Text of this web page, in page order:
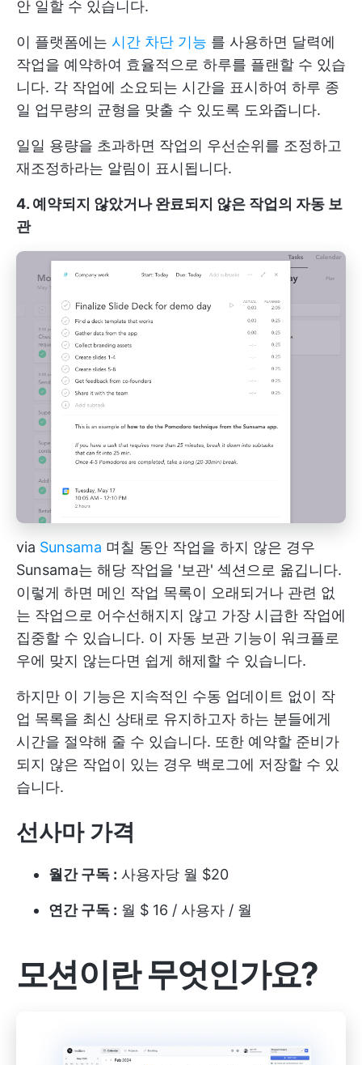
안 일할 수 있습니다.
이 플랫폼에는 시간 차단 기능 를 사용하면 달력에
작업을 예약하여 효율적으로 하루를 플랜할 수 있습
니다. 각 작업에 소요되는 시간을 표시하여 하루 종
일 업무량의 균형을 맞출 수 있도록 도와줍니다.
일일 용량을 초과하면 작업의 우선순위를 조정하고
재조정하라는 알림이 표시됩니다.
4. 예약되지 않았거나 완료되지 않은 작업의 자동 보
관
via Sunsama 며칠 동안 작업을 하지 않은 경우
Sunsama는 해당 작업을 '보관' 섹션으로 옮깁니다.
이렇게 하면 메인 작업 목록이 오래되거나 관련 없
는 작업으로 어수선해지지 않고 가장 시급한 작업에
집중할 수 있습니다. 이 자동 보관 기능이 워크플로
우에 맞지 않는다면 쉽게 해제할 수 있습니다.
하지만 이 기능은 지속적인 수동 업데이트 없이 작
업 목록을 최신 상태로 유지하고자 하는 분들에게
시간을 절약해 줄 수 있습니다. 또한 예약할 준비가
되지 않은 작업이 있는 경우 백로그에 저장할 수 있
습니다.
선사마 가격
월간 구독 : 사용자당 월 $20
연간 구독 : 월 $ 16 / 사용자 / 월
모션이란 무엇인가요?